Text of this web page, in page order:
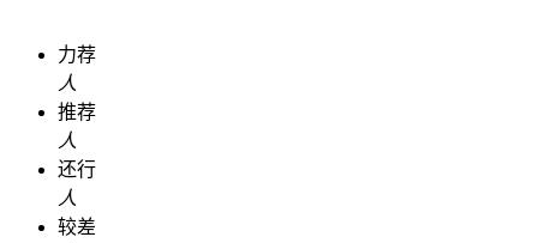
力荐
人
推荐
人
还行
人
较差